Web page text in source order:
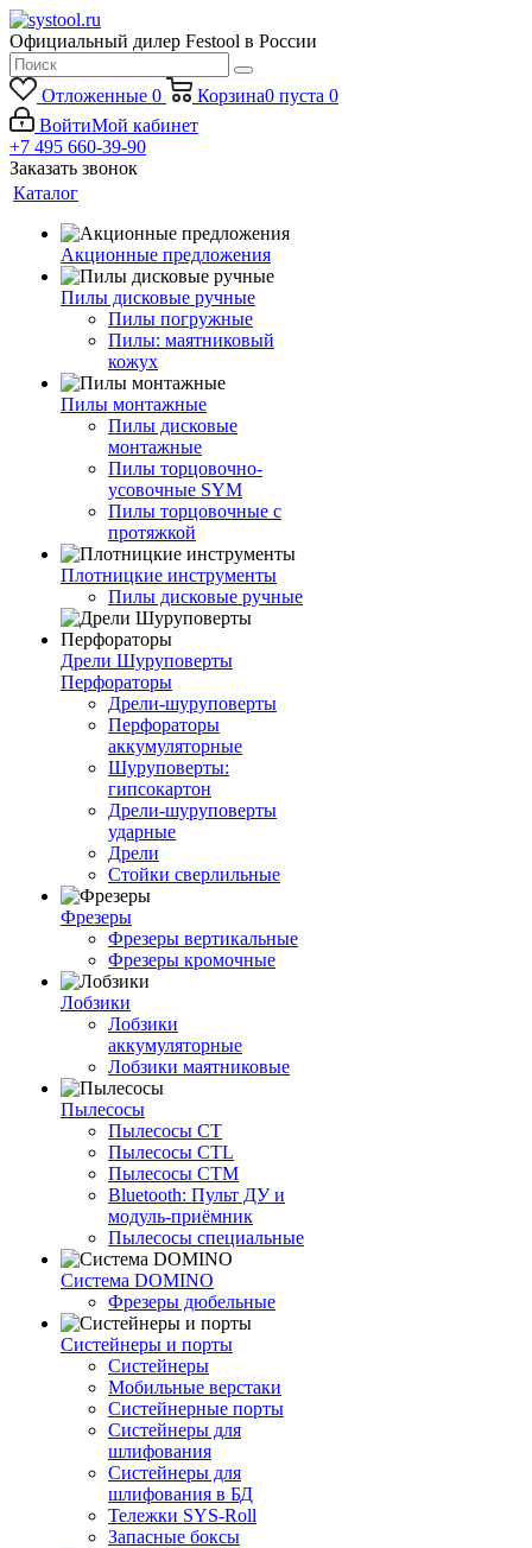
Официальный дилер Festool в России
Отложенные 0 Корзина0 пуста 0
ВойтиМой кабинет
+7 495 660-39-90
Заказать звонок
Каталог
Акционные предложения
Пилы дисковые ручные
Пилы погружные
Пилы: маятниковый
кожух
Пилы монтажные
Пилы дисковые
монтажные
Пилы торцовочно-
усовочные SYM
Пилы торцовочные с
протяжкой
Плотницкие инструменты
Пилы дисковые ручные
Дрели Шуруповерты
Перфораторы
Дрели-шуруповерты
Перфораторы
аккумуляторные
Шуруповерты:
гипсокартон
Дрели-шуруповерты
ударные
Дрели
Стойки сверлильные
Фрезеры
Фрезеры вертикальные
Фрезеры кромочные
Лобзики
Лобзики
аккумуляторные
Лобзики маятниковые
Пылесосы
Пылесосы CT
Пылесосы CTL
Пылесосы CTM
Bluetooth: Пульт ДУ и
модуль-приёмник
Пылесосы специальные
Система DOMINO
Фрезеры дюбельные
Систейнеры и порты
Систейнеры
Мобильные верстаки
Систейнерные порты
Систейнеры для
шлифования
Систейнеры для
шлифования в БД
Тележки SYS-Roll
Запасные боксы